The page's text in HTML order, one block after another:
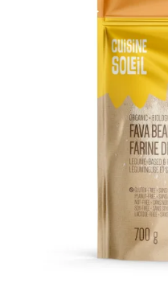
AJOUTER AU